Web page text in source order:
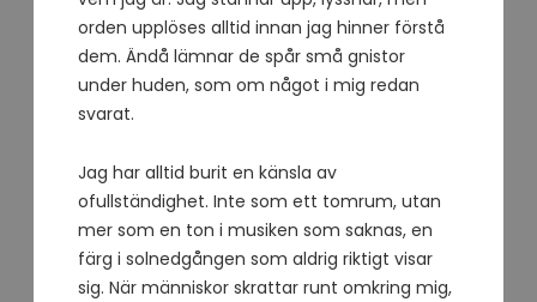
orden upplöses alltid innan jag hinner förstå
dem. Ändå lämnar de spår små gnistor
under huden, som om något i mig redan
svarat.
Jag har alltid burit en känsla av
ofullständighet. Inte som ett tomrum, utan
mer som en ton i musiken som saknas, en
färg i solnedgången som aldrig riktigt visar
sig. När människor skrattar runt omkring mig,